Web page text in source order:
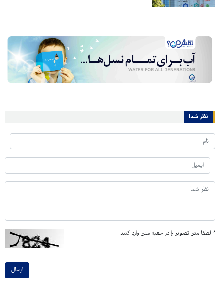
نظر شما
* لطفا متن تصویر را در جعبه متن وارد کنید
ارسال